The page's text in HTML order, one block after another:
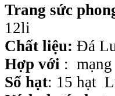
Trang sức
12li
Chất liệu: Đá
Hợp với :
Số hạt: 15 hạt